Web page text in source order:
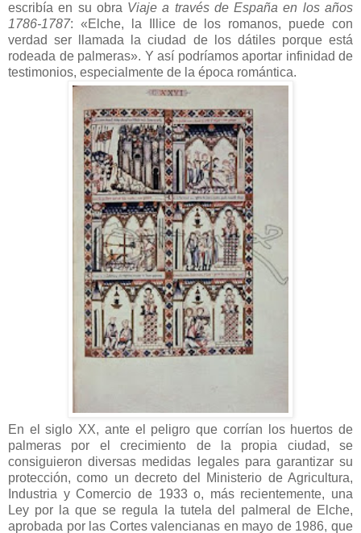
escribía en su obra Viaje a través de España en los años
1786-1787: «Elche, la Illice de los romanos, puede con
verdad ser llamada la ciudad de los dátiles porque está
rodeada de palmeras». Y así podríamos aportar infinidad de
testimonios, especialmente de la época romántica.
En el siglo XX, ante el peligro que corrían los huertos de
palmeras por el crecimiento de la propia ciudad, se
consiguieron diversas medidas legales para garantizar su
protección, como un decreto del Ministerio de Agricultura,
Industria y Comercio de 1933 o, más recientemente, una
Ley por la que se regula la tutela del palmeral de Elche,
aprobada por las Cortes valencianas en mayo de 1986, que